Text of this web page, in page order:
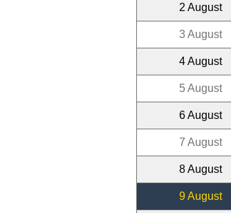
2 August
3 August
4 August
5 August
6 August
7 August
8 August
9 August